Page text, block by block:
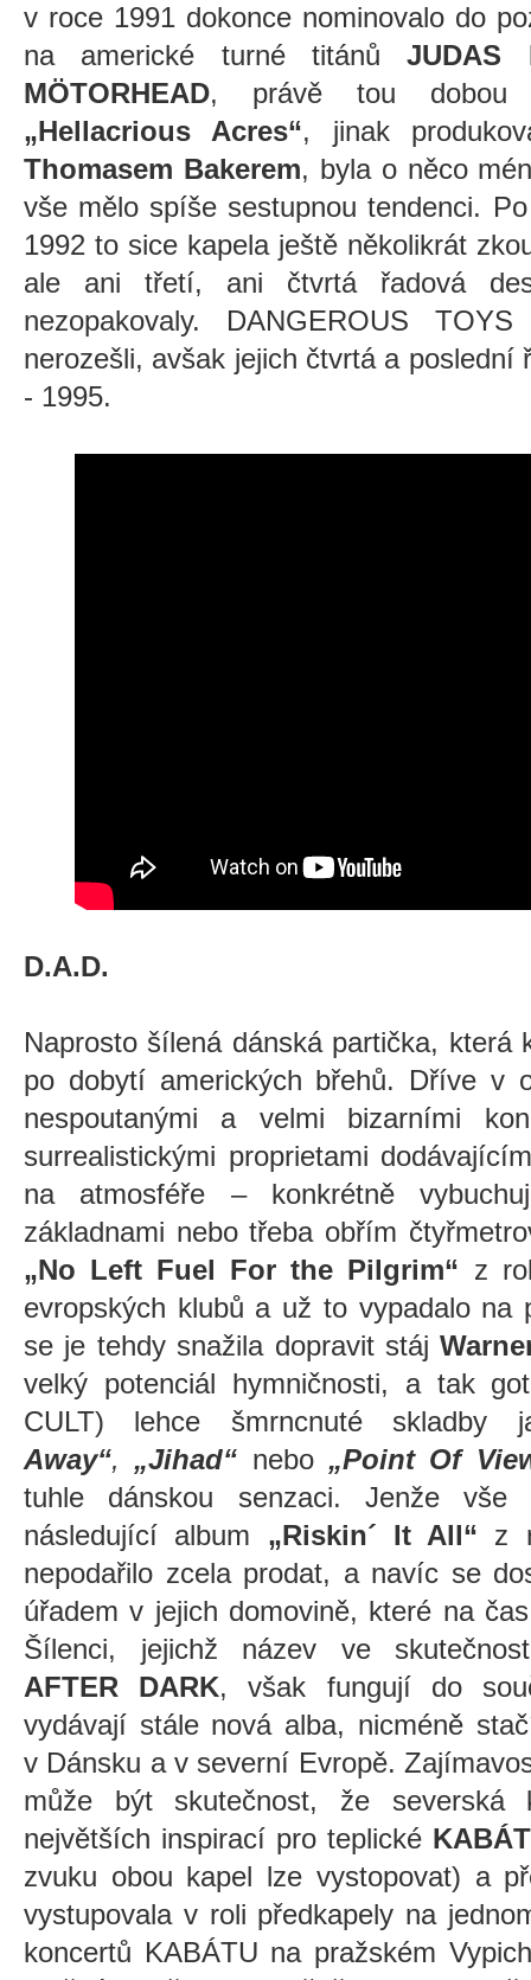
v roce 1991 dokonce nominovalo do
na americké turné titánůJUDAS
MÖTORHEAD, právě tou dobou
„Hellacrious Acres“, jinak
Thomasem Bakerem, byla o něco
vše mělo spíše sestupnou tendenci.
1992 to sice kapela ještě několikrát
ale ani třetí, ani čtvrtá řadová
nezopakovaly. DANGEROUS
nerozešli, avšak jejich čtvrtá a poslední
- 1995.
D.A.D.
Naprosto šílená dánská partička, která
po dobytí amerických břehů. Dříve v
nespoutanými a velmi bizarními
surrealistickými proprietami
na atmosféře – konkrétně
základnami nebo třeba obřím
„No Left Fuel For the Pilgrim“ z
evropských klubů a už to vypadalo na
se je tehdy snažila dopravit stáj
velký potenciál hymničnosti, a tak
CULT) lehce šmrncnuté
Away“, „Jihad“ nebo „Point Of
tuhle dánskou senzaci. Jenže
následující album „Riskin´ It All“ z
nepodařilo zcela prodat, a navíc se
úřadem v jejich domovině, které na
Šílenci, jejichž název ve
AFTER DARK, však fungují do
vydávají stále nová alba, nicméně
v Dánsku a v severní Evropě.
může být skutečnost, že
největších inspirací pro teplické KABÁT
zvuku obou kapel lze vystopovat) a
vystupovala v roli předkapely na
koncertů KABÁTU na pražském